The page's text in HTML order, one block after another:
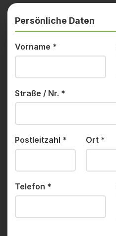
Persönliche Daten
Vorname *
Straße / Nr. *
Postleitzahl * Ort *
Telefon *